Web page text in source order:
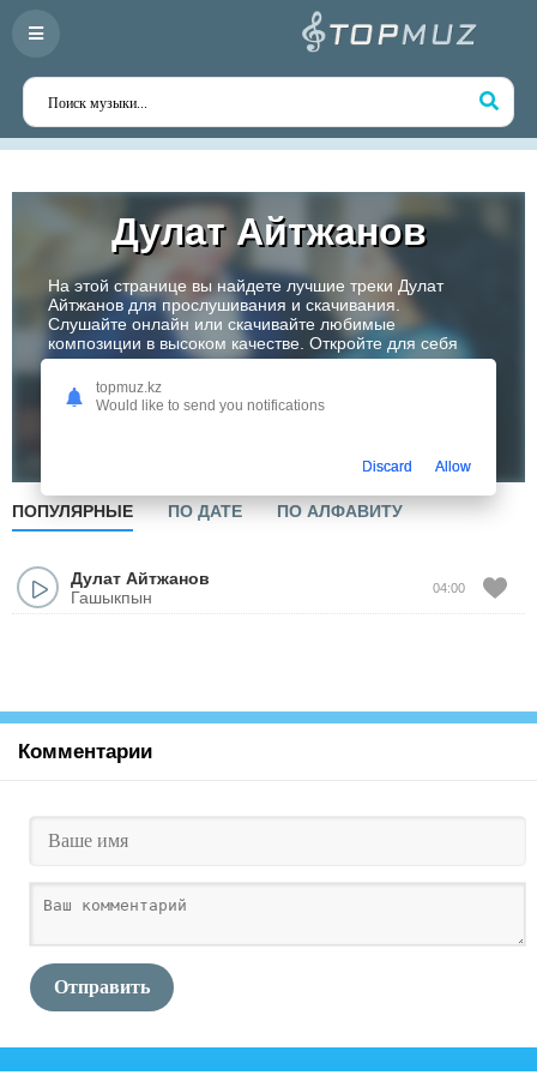
Дулат Айтжанов
На этой странице вы найдете лучшие треки Дулат
Айтжанов для прослушивания и скачивания.
Слушайте онлайн или скачивайте любимые
композиции в высоком качестве. Откройте для себя
творчество одного из самых перспективных артистов
Казахстана!
ПОПУЛЯРНЫЕ ПО ДАТЕ ПО АЛФАВИТУ
Дулат Айтжанов
Гашыкпын
04:00
Комментарии
Отправить
topmuz.kz
Would like to send you notifications
Discard Allow